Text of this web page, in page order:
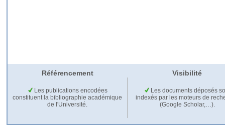
Référencement Visibilité
Les publications encodées
constituent la bibliographie académique
de l'Université.
Les documents déposés
indexés par les moteurs de
(Google Scholar,…).